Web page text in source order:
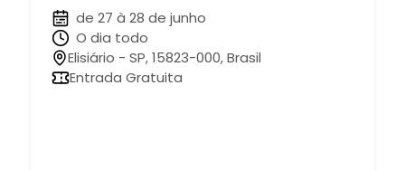
de 27 à 28 de junho
O dia todo
Elisiário - SP, 15823-000, Brasil
Entrada Gratuita